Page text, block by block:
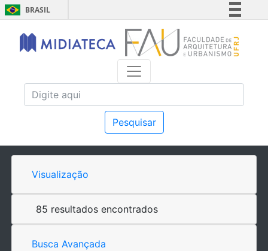
BRASIL
Simplifique!
Comunica BR
Acesso à informação
Pesquisar
Visualização
85 resultados encontrados
Busca Avançada